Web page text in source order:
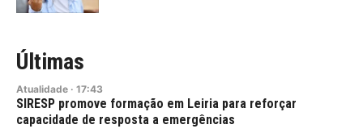
Últimas
Atualidade · 17:43
SIRESP promove formação em Leiria para reforçar
capacidade de resposta a emergências